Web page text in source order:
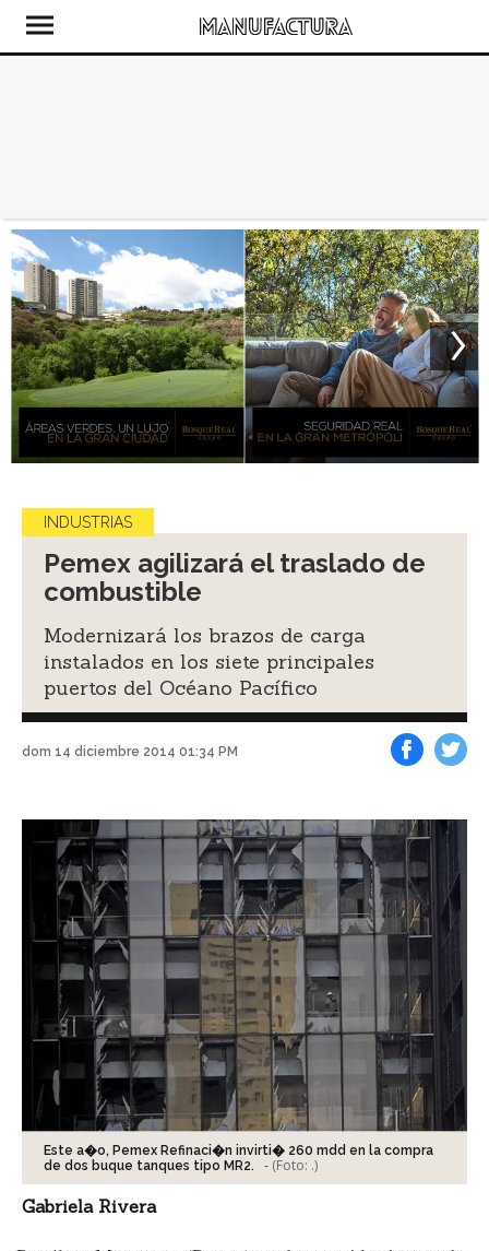
INDUSTRIAS
Pemex agilizará el traslado de
combustible
Modernizará los brazos de carga
instalados en los siete principales
puertos del Océano Pacífico
dom 14 diciembre 2014 01:34 PM
Este a�o, Pemex Refinaci�n invirti� 260 mdd en la compra
de dos buque tanques tipo MR2.
- (Foto: .)
Gabriela Rivera